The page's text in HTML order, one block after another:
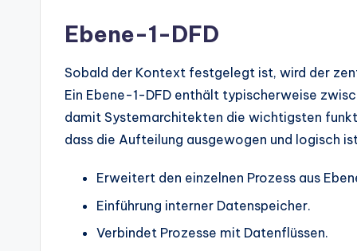
Ebene-1-DFD
Sobald der Kontext festgelegt ist, wird der
Ein Ebene-1-DFD enthält typischerweise
damit Systemarchitekten die wichtigsten
dass die Aufteilung ausgewogen und logisch
Erweitert den einzelnen Prozess aus
Einführung interner Datenspeicher.
Verbindet Prozesse mit Datenflüssen.